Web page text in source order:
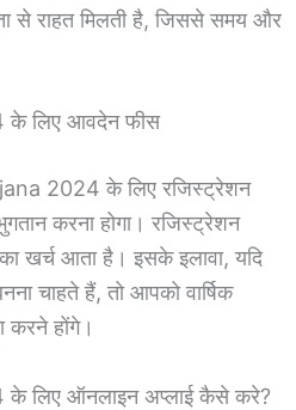
से राहत मिलती है, जिससे समय और
के लिए आवदेन फीस
2024 के लिए रजिस्ट्रेशन
करना होगा। रजिस्ट्रेशन
खर्च आता है। इसके इलावा, यदि
चाहते हैं, तो आपको वार्षिक
करने होंगे।
के लिए ऑनलाइन अप्लाई कैसे करे?